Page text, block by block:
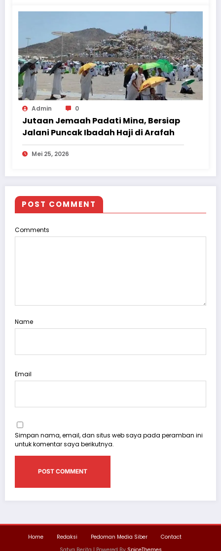
Admin 0
Jutaan Jemaah Padati Mina, Bersiap
Jalani Puncak Ibadah Haji di Arafah
Mei 25, 2026
POST COMMENT
Comments
Name
Email
Simpan nama, email, dan situs web saya pada peramban ini
untuk komentar saya berikutnya.
Home Redaksi Pedoman Media Siber
Contact